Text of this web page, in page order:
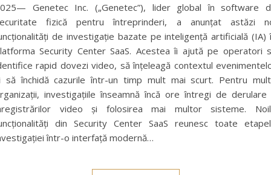
Genetec Inc. („Genetec”), lider global în software
fizică pentru întreprinderi, a anunțat astăzi
de investigație bazate pe inteligență artificială (IA)
Security Center SaaS. Acestea îi ajută pe operatori
rapid dovezi video, să înțeleagă contextul
să închidă cazurile într-un timp mult mai scurt. Pentru
investigațiile înseamnă încă ore întregi de derulare
video și folosirea mai multor sisteme.
din Security Center SaaS reunesc toate
într-o interfață modernă…